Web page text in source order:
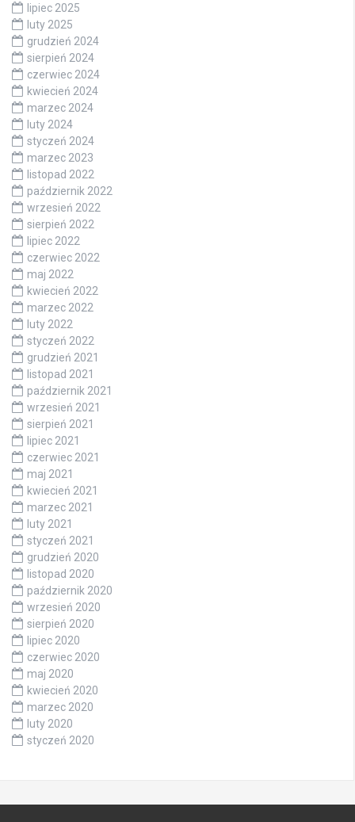
lipiec 2025
luty 2025
grudzień 2024
sierpień 2024
czerwiec 2024
kwiecień 2024
marzec 2024
luty 2024
styczeń 2024
marzec 2023
listopad 2022
październik 2022
wrzesień 2022
sierpień 2022
lipiec 2022
czerwiec 2022
maj 2022
kwiecień 2022
marzec 2022
luty 2022
styczeń 2022
grudzień 2021
listopad 2021
październik 2021
wrzesień 2021
sierpień 2021
lipiec 2021
czerwiec 2021
maj 2021
kwiecień 2021
marzec 2021
luty 2021
styczeń 2021
grudzień 2020
listopad 2020
październik 2020
wrzesień 2020
sierpień 2020
lipiec 2020
czerwiec 2020
maj 2020
kwiecień 2020
marzec 2020
luty 2020
styczeń 2020